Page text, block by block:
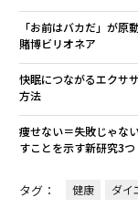
「お前はバカだ」が
賭博ビリオネア
快眠につながるエクサ
方法
痩せない＝失敗じゃな
すことを示す新研究3つ
タグ： 健康 ダイ